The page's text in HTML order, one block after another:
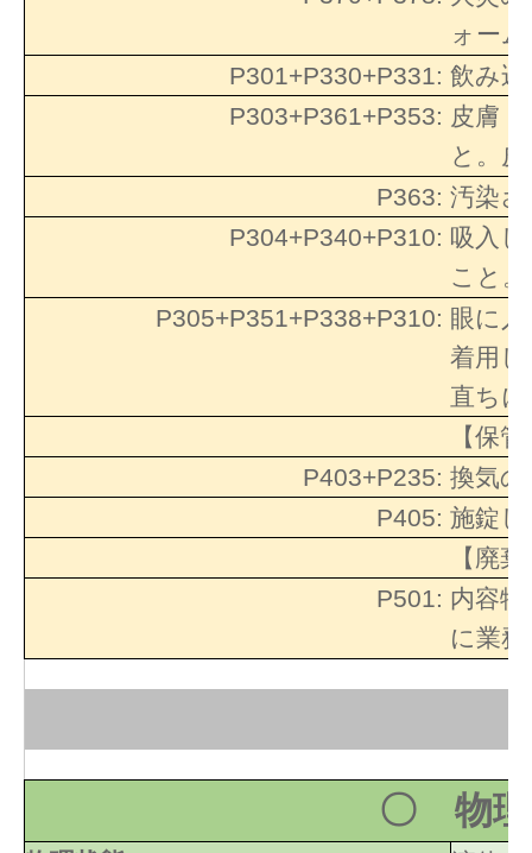
ォー
P301+P330+P331: 飲み
P303+P361+P353: 皮膚
と。
P363: 汚染
P304+P340+P310: 吸入
こと
P305+P351+P338+P310: 眼に
着用
直ち
【保
P403+P235: 換気
P405: 施錠
【廃
P501: 内容
に業
〇 物理